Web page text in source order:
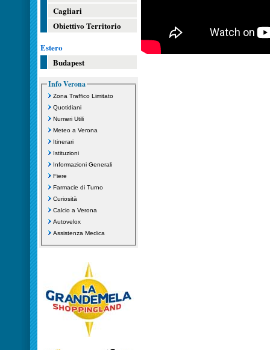
Cagliari
Obiettivo Territorio
Estero
Budapest
Info Verona
Zona Traffico Limitato
Quotidiani
Numeri Utili
Meteo a Verona
Itinerari
Istituzioni
Informazioni Generali
Fiere
Farmacie di Turno
Curiosità
Calcio a Verona
Autovelox
Assistenza Medica